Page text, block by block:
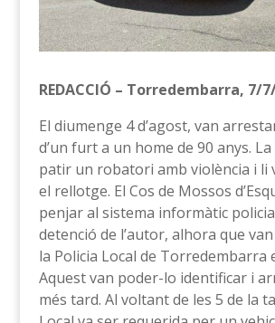
REDACCIÓ – Torredembarra, 7/
El diumenge 4 d’agost, van
d’un furt a un home de 90 anys.
patir un robatori amb violència i li
el rellotge. El Cos de Mossos
penjar al sistema informàtic
detenció de l’autor, alhora que
la Policia Local de Torredembarra
Aquest van poder-lo identificar i
més tard. Al voltant de les 5 de la